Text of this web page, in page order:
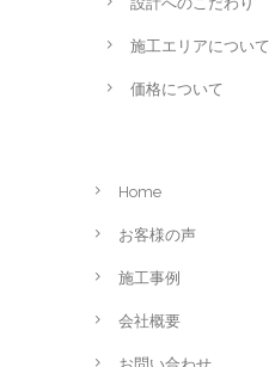
施工エリアについて
価格について
Home
お客様の声
施工事例
会社概要